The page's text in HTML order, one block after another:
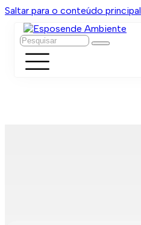
Saltar para o conteúdo principal
Pesquisar